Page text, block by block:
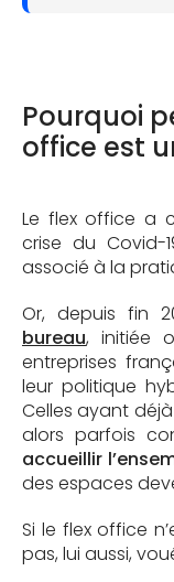
Pourquoi
office est
Le flex office a
crise du Covid-
associé à la
Or, depuis fin
bureau, initiée
entreprises
leur politique
Celles ayant
alors parfois
accueillir
des espaces
Si le flex office
pas, lui aussi,